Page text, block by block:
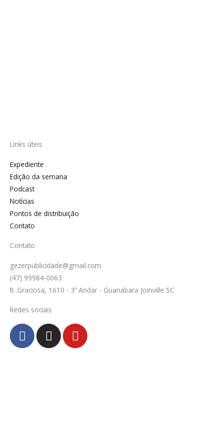
Links úteis
Expediente
Edição da semana
Podcast
Notícias
Pontos de distribuição
Contato
Contato
gezerpublicidade@gmail.com
(47) 99984-0063
R. Graciosa, 1610 - 3º Andar - Guanabara Joinville SC
Redes sociais
F
a
c
I
n
s
Y
o
u